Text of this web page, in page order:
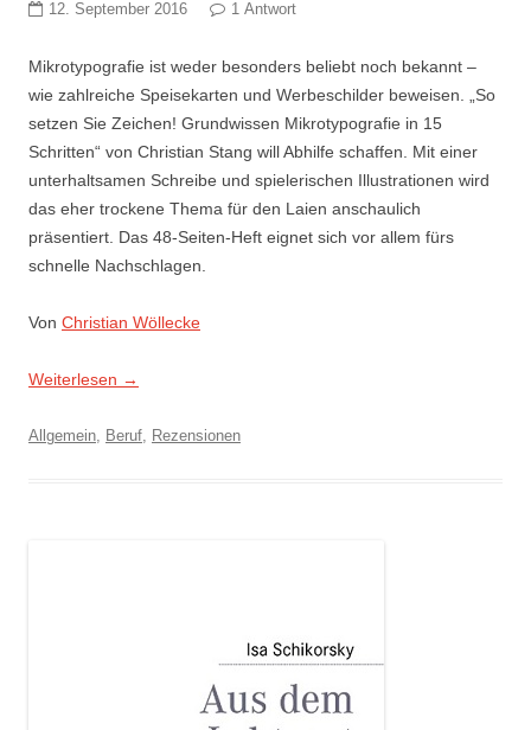
12. September 2016 1 Antwort
Mikrotypografie ist weder besonders beliebt noch bekannt –
wie zahlreiche Speisekarten und Werbeschilder beweisen. „So
setzen Sie Zeichen! Grundwissen Mikrotypografie in 15
Schritten“ von Christian Stang will Abhilfe schaffen. Mit einer
unterhaltsamen Schreibe und spielerischen Illustrationen wird
das eher trockene Thema für den Laien anschaulich
präsentiert. Das 48-Seiten-Heft eignet sich vor allem fürs
schnelle Nachschlagen.
Von Christian Wöllecke
Weiterlesen →
Allgemein, Beruf, Rezensionen